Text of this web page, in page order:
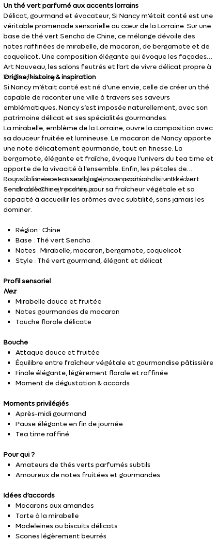
Un thé vert parfumé aux accents lorrains
Délicat, gourmand et évocateur, Si Nancy m’était conté est une
véritable promenade sensorielle au cœur de la Lorraine. Sur une
base de thé vert Sencha de Chine, ce mélange dévoile des
notes raffinées de mirabelle, de macaron, de bergamote et de
coquelicot. Une composition élégante qui évoque les façades
Art Nouveau, les salons feutrés et l’art de vivre délicat propre à
la ville de Nancy.
Origine, histoire & inspiration
Si Nancy m’était conté est né d’une envie, celle de créer un thé
capable de raconter une ville à travers ses saveurs
emblématiques. Nancy s’est imposée naturellement, avec son
patrimoine délicat et ses spécialités gourmandes.
La mirabelle, emblème de la Lorraine, ouvre la composition avec
sa douceur fruitée et lumineuse. Le macaron de Nancy apporte
une note délicatement gourmande, tout en finesse. La
bergamote, élégante et fraîche, évoque l’univers du tea time et
apporte de la vivacité à l’ensemble. Enfin, les pétales de
coquelicot viennent souligner la composition d’une touche
florale délicate et poétique.
Pour sublimer cet assemblage, nous avons choisi un thé vert
Sencha de Chine, reconnu pour sa fraîcheur végétale et sa
capacité à accueillir les arômes avec subtilité, sans jamais les
dominer.
Région : Chine
Base : Thé vert Sencha
Notes : Mirabelle, macaron, bergamote, coquelicot
Style : Thé vert gourmand, élégant et délicat
Profil sensoriel
Nez
Mirabelle douce et fruitée
Notes gourmandes de macaron
Touche florale délicate
Bouche
Attaque douce et fruitée
Équilibre entre fraîcheur végétale et gourmandise pâtissière
Finale élégante, légèrement florale et raffinée
Moment de dégustation & accords
Moments privilégiés
Après-midi gourmand
Pause élégante en fin de journée
Tea time raffiné
Pour qui ?
Amateurs de thés verts parfumés subtils
Amoureux de notes fruitées et gourmandes
Idées d’accords
Macarons aux amandes
Tarte à la mirabelle
Madeleines ou biscuits délicats
Scones légèrement beurrés